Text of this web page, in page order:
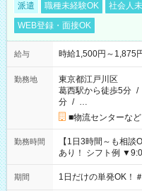
派遣 職種未経験OK 社会人
WEB登録・面接OK
給与 時給1,500円～1,875
勤務地
東京都江戸川区
葛西駅から徒歩5分 /
分 / …
■物流センターな
勤務時間
【1日3時間～も相談
あり！ シフト例
▼18:00～21:00
期間 1日だけの単発OK！